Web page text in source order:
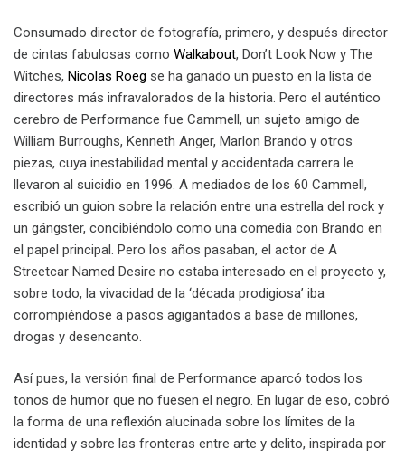
Consumado director de fotografía, primero, y después director
de cintas fabulosas como Walkabout, Don’t Look Now y The
Witches, Nicolas Roeg se ha ganado un puesto en la lista de
directores más infravalorados de la historia. Pero el auténtico
cerebro de Performance fue Cammell, un sujeto amigo de
William Burroughs, Kenneth Anger, Marlon Brando y otros
piezas, cuya inestabilidad mental y accidentada carrera le
llevaron al suicidio en 1996. A mediados de los 60 Cammell,
escribió un guion sobre la relación entre una estrella del rock y
un gángster, concibiéndolo como una comedia con Brando en
el papel principal. Pero los años pasaban, el actor de A
Streetcar Named Desire no estaba interesado en el proyecto y,
sobre todo, la vivacidad de la ‘década prodigiosa’ iba
corrompiéndose a pasos agigantados a base de millones,
drogas y desencanto.
Así pues, la versión final de Performance aparcó todos los
tonos de humor que no fuesen el negro. En lugar de eso, cobró
la forma de una reflexión alucinada sobre los límites de la
identidad y sobre las fronteras entre arte y delito, inspirada por